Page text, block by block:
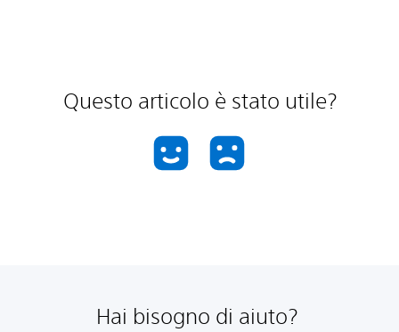
Questo articolo è stato utile?
Hai bisogno di aiuto?